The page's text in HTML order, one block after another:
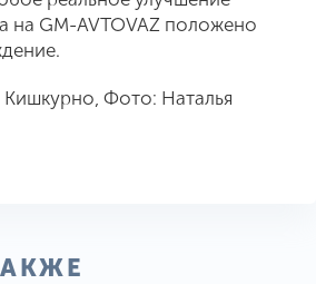
на GM-AVTOVAZ положено
Кишкурно, Фото: Наталья